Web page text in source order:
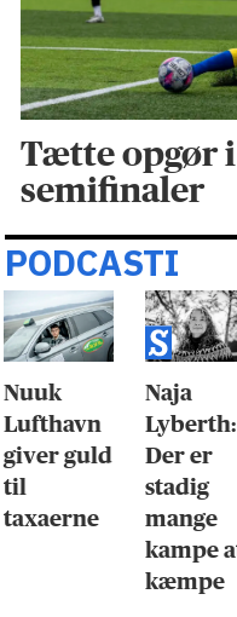
Tætte opgør i
semifinaler
PODCASTI
Nuuk
Lufthavn
giver guld
til
taxaerne
Naja
Lyberth:
Der er
stadig
mange
kampe
kæmpe